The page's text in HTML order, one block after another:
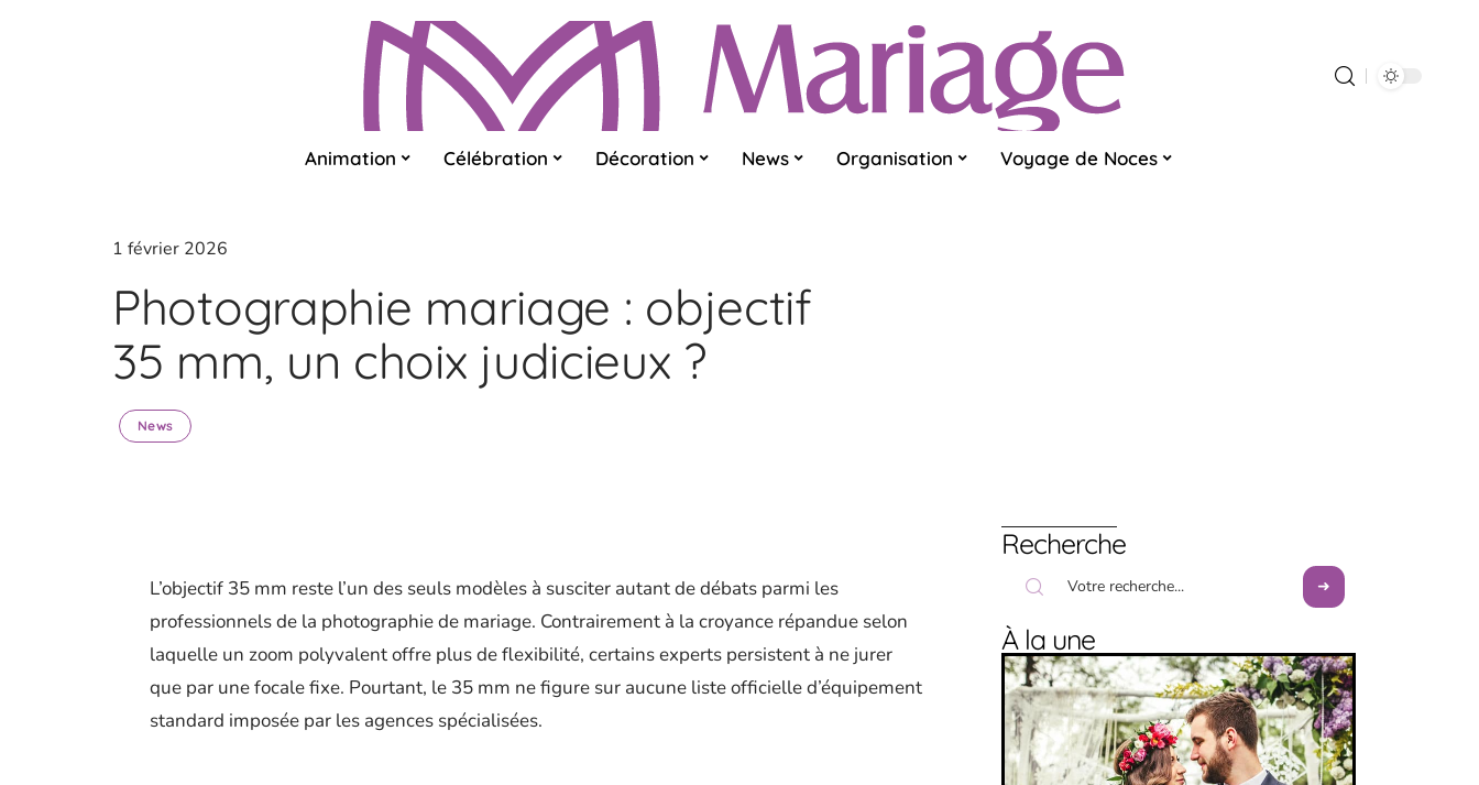
Animation Célébration Décoration News Organisation Voyage de Noces
1 février 2026
Photographie mariage : objectif
35 mm, un choix judicieux ?
News
L’objectif 35 mm reste l’un des seuls modèles à susciter autant de débats parmi les
professionnels de la photographie de mariage. Contrairement à la croyance répandue selon
laquelle un zoom polyvalent offre plus de flexibilité, certains experts persistent à ne jurer
que par une focale fixe. Pourtant, le 35 mm ne figure sur aucune liste officielle d’équipement
standard imposée par les agences spécialisées.
Recherche
À la une